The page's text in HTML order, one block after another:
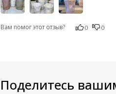
Вам помог этот отзыв? 0 0
Поделитесь